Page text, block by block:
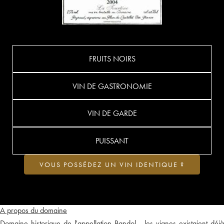
A propos du domaine
FRUITS NOIRS
VIN DE GASTRONOMIE
VIN DE GARDE
PUISSANT
VOUS POSSÉDEZ UN VIN IDENTIQUE ?